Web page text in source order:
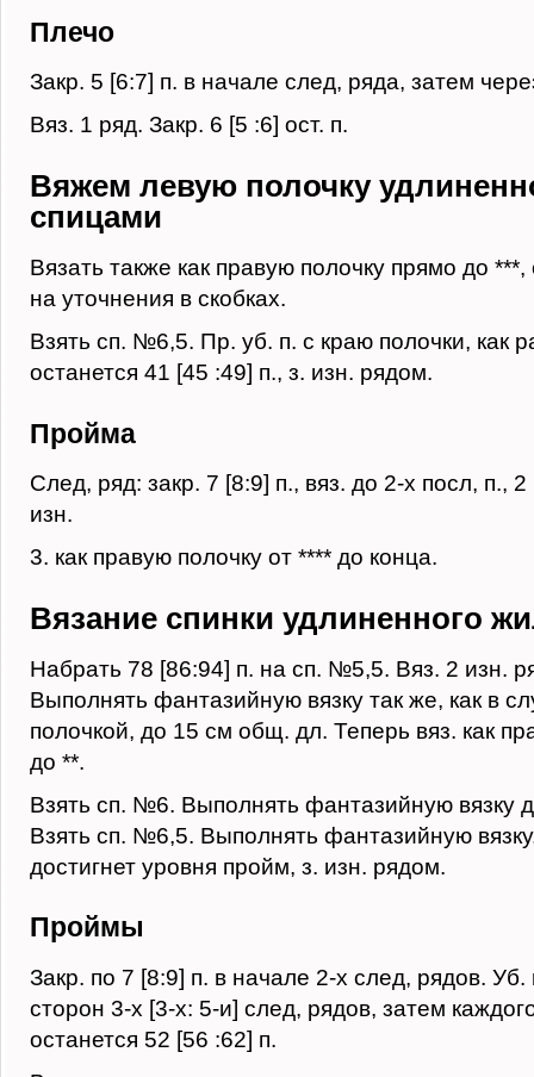
Плечо
Закр. 5 [6:7] п. в начале след, ряда, затем
Вяз. 1 ряд. Закр. 6 [5 :6] ост. п.
Вяжем левую полочку
спицами
Вязать также как правую полочку прямо до
на уточнения в скобках.
Взять сп. №6,5. Пр. уб. п. с краю полочки, как
останется 41 [45 :49] п., з. изн. рядом.
Пройма
След, ряд: закр. 7 [8:9] п., вяз. до 2-х посл, п.,
изн.
3. как правую полочку от **** до конца.
Вязание спинки удлиненного
Набрать 78 [86:94] п. на сп. №5,5. Вяз. 2 изн.
Выполнять фантазийную вязку так же, как в
полочкой, до 15 см общ. дл. Теперь вяз. как
до **.
Взять сп. №6. Выполнять фантазийную вязку
Взять сп. №6,5. Выполнять фантазийную
достигнет уровня пройм, з. изн. рядом.
Проймы
Закр. по 7 [8:9] п. в начале 2-х след, рядов. Уб.
сторон 3-х [3-х: 5-и] след, рядов, затем
останется 52 [56 :62] п.